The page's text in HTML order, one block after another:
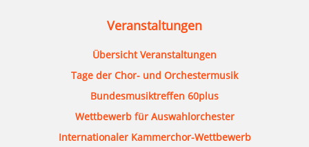
Veranstaltungen
Übersicht Veranstaltungen
Tage der Chor- und Orchestermusik
Bundesmusiktreffen 60plus
Wettbewerb für Auswahlorchester
Internationaler Kammerchor-Wettbewerb